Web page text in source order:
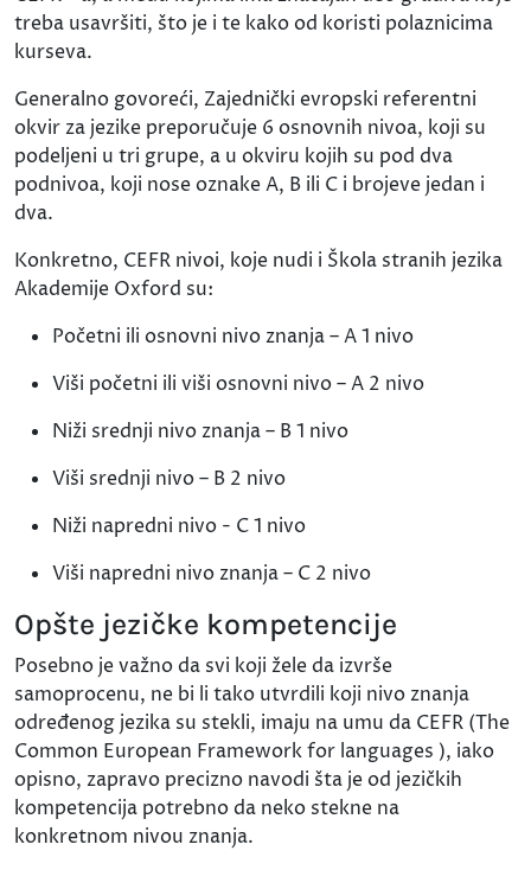
treba usavršiti, što je i te kako od koristi polaznicima
kurseva.
Generalno govoreći, Zajednički evropski referentni
okvir za jezike preporučuje 6 osnovnih nivoa, koji su
podeljeni u tri grupe, a u okviru kojih su pod dva
podnivoa, koji nose oznake A, B ili C i brojeve jedan i
dva.
Konkretno, CEFR nivoi, koje nudi i Škola stranih jezika
Akademije Oxford su:
Početni ili osnovni nivo znanja – A 1 nivo
Viši početni ili viši osnovni nivo – A 2 nivo
Niži srednji nivo znanja – B 1 nivo
Viši srednji nivo – B 2 nivo
Niži napredni nivo - C 1 nivo
Viši napredni nivo znanja – C 2 nivo
Opšte jezičke kompetencije
Posebno je važno da svi koji žele da izvrše
samoprocenu, ne bi li tako utvrdili koji nivo znanja
određenog jezika su stekli, imaju na umu da CEFR (The
Common European Framework for languages ), iako
opisno, zapravo precizno navodi šta je od jezičkih
kompetencija potrebno da neko stekne na
konkretnom nivou znanja.